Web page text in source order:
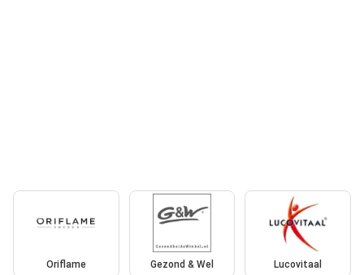
Oriflame Gezond & Wel Lucovitaal